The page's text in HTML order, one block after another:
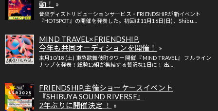
動！
音楽ディストリビューションサービス・FRIENDSHIP.が新イベント
『HOTSPOT』の開催を発表した。初回は11月16日(日)、Shibu…
MIND TRAVEL×FRIENDSHIP.
今年も共同オーディションを開催！
来月10/18 (土) 東急歌舞伎町タワー開催 『MIND TRAVEL』 フルライン
ナップを発表！総勢15組が集結する贅沢な1日に！ 出…
FRIENDSHIP.主催ショーケースイベント
『SHIBUYA SOUND RIVERSE』
2年ぶりに開催決定 ！